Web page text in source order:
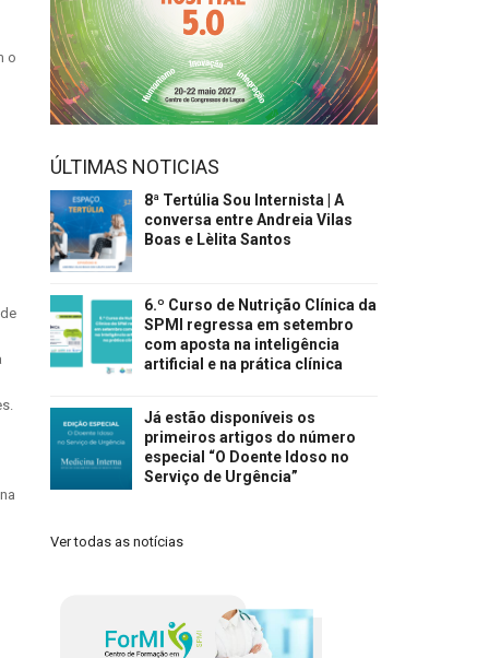
o
ÚLTIMAS NOTICIAS
8ª Tertúlia Sou Internista | A
conversa entre Andreia Vilas
Boas e Lèlita Santos
6.º Curso de Nutrição Clínica da
SPMI regressa em setembro
com aposta na inteligência
artificial e na prática clínica
Já estão disponíveis os
primeiros artigos do número
especial “O Doente Idoso no
Serviço de Urgência”
Ver todas as notícias